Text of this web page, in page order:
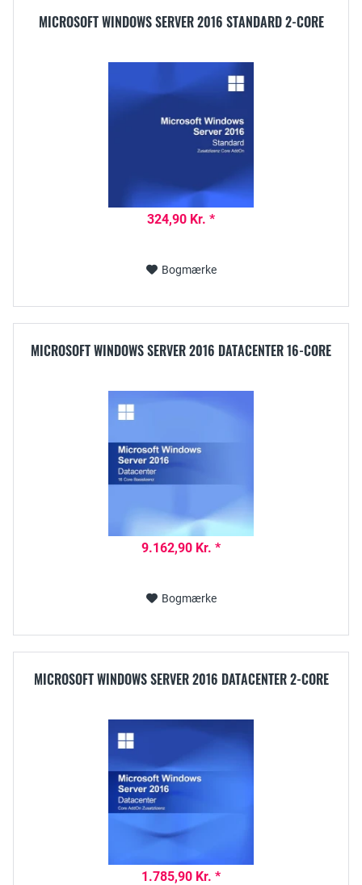
MICROSOFT WINDOWS SERVER 2016 STANDARD 2-CORE
324,90 Kr. *
Bogmærke
MICROSOFT WINDOWS SERVER 2016 DATACENTER 16-CORE
9.162,90 Kr. *
Bogmærke
MICROSOFT WINDOWS SERVER 2016 DATACENTER 2-CORE
1.785,90 Kr. *